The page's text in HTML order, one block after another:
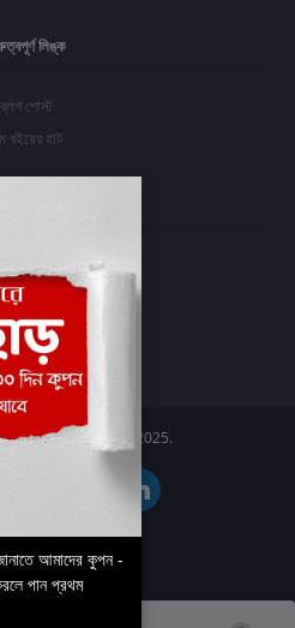
লিঙ্ক
ব্লগ পোস্ট
বইয়ের হাট
প্রবেশ করুন
ইতিহাস
ইচ্ছাগুলি
ট্র্যাকিং
rights reserved 2025.
আমাদের কুপন -
পান প্রথম